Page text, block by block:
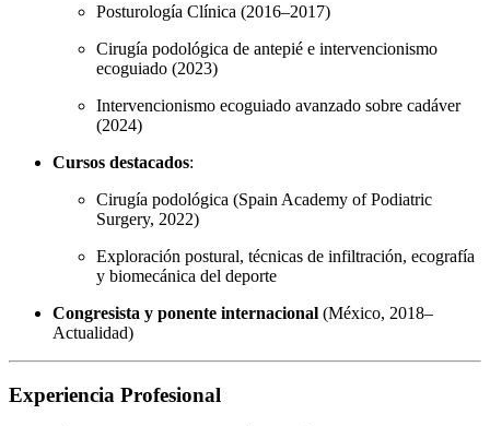
Posturología Clínica (2016–2017)
Cirugía podológica de antepié e intervencionismo
ecoguiado (2023)
Intervencionismo ecoguiado avanzado sobre cadáver
(2024)
Cursos destacados:
Cirugía podológica (Spain Academy of Podiatric
Surgery, 2022)
Exploración postural, técnicas de infiltración, ecografía
y biomecánica del deporte
Congresista y ponente internacional (México, 2018–
Actualidad)
Experiencia Profesional